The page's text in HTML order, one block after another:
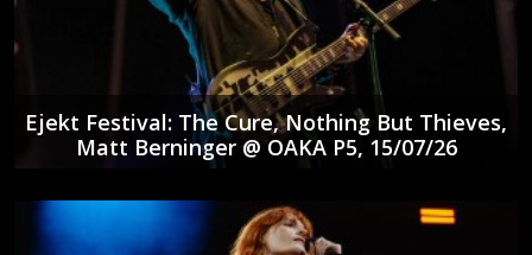
Ejekt Festival: The Cure, Nothing But Thieves,
Matt Berninger @ ΟΑΚΑ P5, 15/07/26